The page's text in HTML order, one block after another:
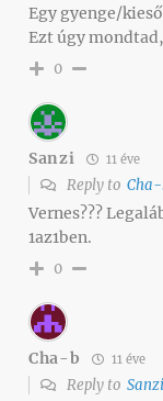
Egy gyenge/
Ezt úgy
0
Sanzi 11 éve
Reply to
Vernes???
1az1ben.
0
Cha-b 11 éve
Reply to Sanzi